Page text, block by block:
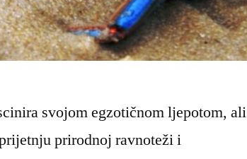
svojom egzotičnom ljepotom, ali
prirodnoj ravnoteži i